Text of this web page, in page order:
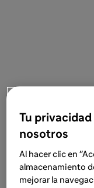
Tu
nosotros
Al hacer clic en
almacenamiento
mejorar la